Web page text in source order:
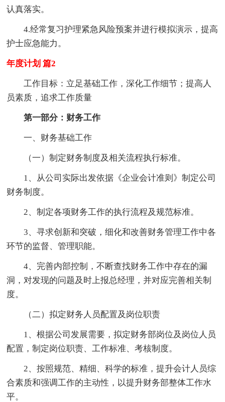
认真落实。
4.经常复习护理紧急风险预案并进行模拟演示，提高
护士应急能力。
年度计划 篇2
工作目标：立足基础工作，深化工作细节；提高人
员素质，追求工作质量
第一部分：财务工作
一、财务基础工作
（一）制定财务制度及相关流程执行标准。
1、从公司实际出发依据《企业会计准则》制定公司
财务制度。
2、制定各项财务工作的执行流程及规范标准。
3、寻求创新和突破，细化和改善财务管理工作中各
环节的监督、管理职能。
4、完善内部控制，不断查找财务工作中存在的漏
洞，对发现的问题及时上报总经理，并对应完善相关制
度。
（二）拟定财务人员配置及岗位职责
1、根据公司发展需要，拟定财务部岗位及岗位人员
配置，制定岗位职责、工作标准、考核制度。
2、按照规范、精细、科学的标准，提升会计人员综
合素质和强调工作的主动性，以提升财务部整体工作水
平。